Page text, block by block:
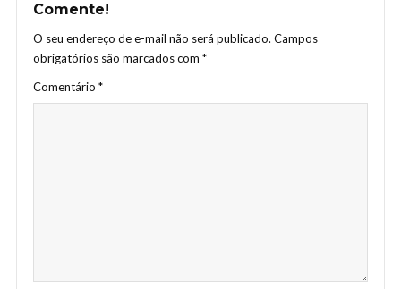
Comente!
O seu endereço de e-mail não será publicado. Campos
obrigatórios são marcados com *
Comentário *